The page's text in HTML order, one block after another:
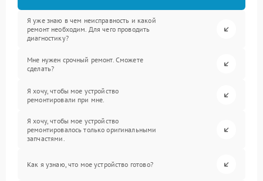
Я уже знаю в чем неисправность и какой
ремонт необходим. Для чего проводить
диагностику?
Мне нужен срочный ремонт. Сможете
сделать?
Я хочу, чтобы мое устройство
ремонтировали при мне.
Я хочу, чтобы мое устройство
ремонтировалось только оригинальными
запчастями.
Как я узнаю, что мое устройство готово?